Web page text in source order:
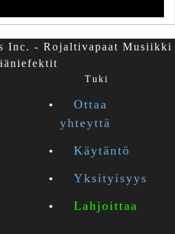
Inc. - Rojaltivapaat Musiikki
Tuki
Ottaa
yhteyttä
Käytäntö
Yksityisyys
Lahjoittaa